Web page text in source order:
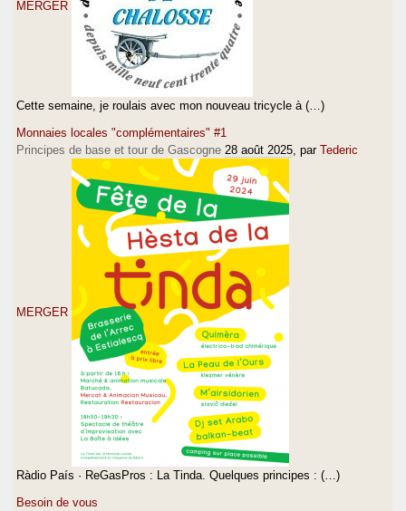
MERGER
Cette semaine, je roulais avec mon nouveau tricycle à (…)
Monnaies locales "complémentaires" #1
Principes de base et tour de Gascogne 28 août 2025 , par Tederic
MERGER
Ràdio País · ReGasPros : La Tinda. Quelques principes : (…)
Besoin de vous